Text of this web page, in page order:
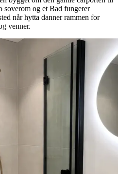
og et Bad fungerer
når hytta danner rammen for
venner.